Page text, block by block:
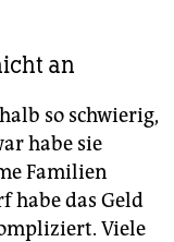
an
so schwierig,
habe sie
Familien
habe das Geld
Viele